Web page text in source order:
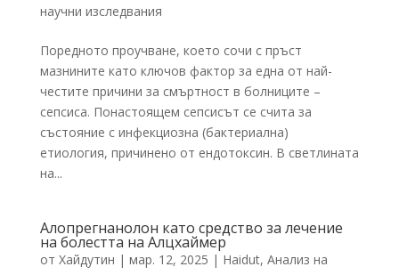
научни изследвания
Поредното проучване, което сочи с пръст
мазнините като ключов фактор за една от най-
честите причини за смъртност в болниците –
сепсиса. Понастоящем сепсисът се счита за
състояние с инфекциозна (бактериална)
етиология, причинено от ендотоксин. В светлината
на...
Алопрегнанолон като средство за лечение
на болестта на Алцхаймер
от Хайдутин | мар. 12, 2025 | Haidut, Анализ на